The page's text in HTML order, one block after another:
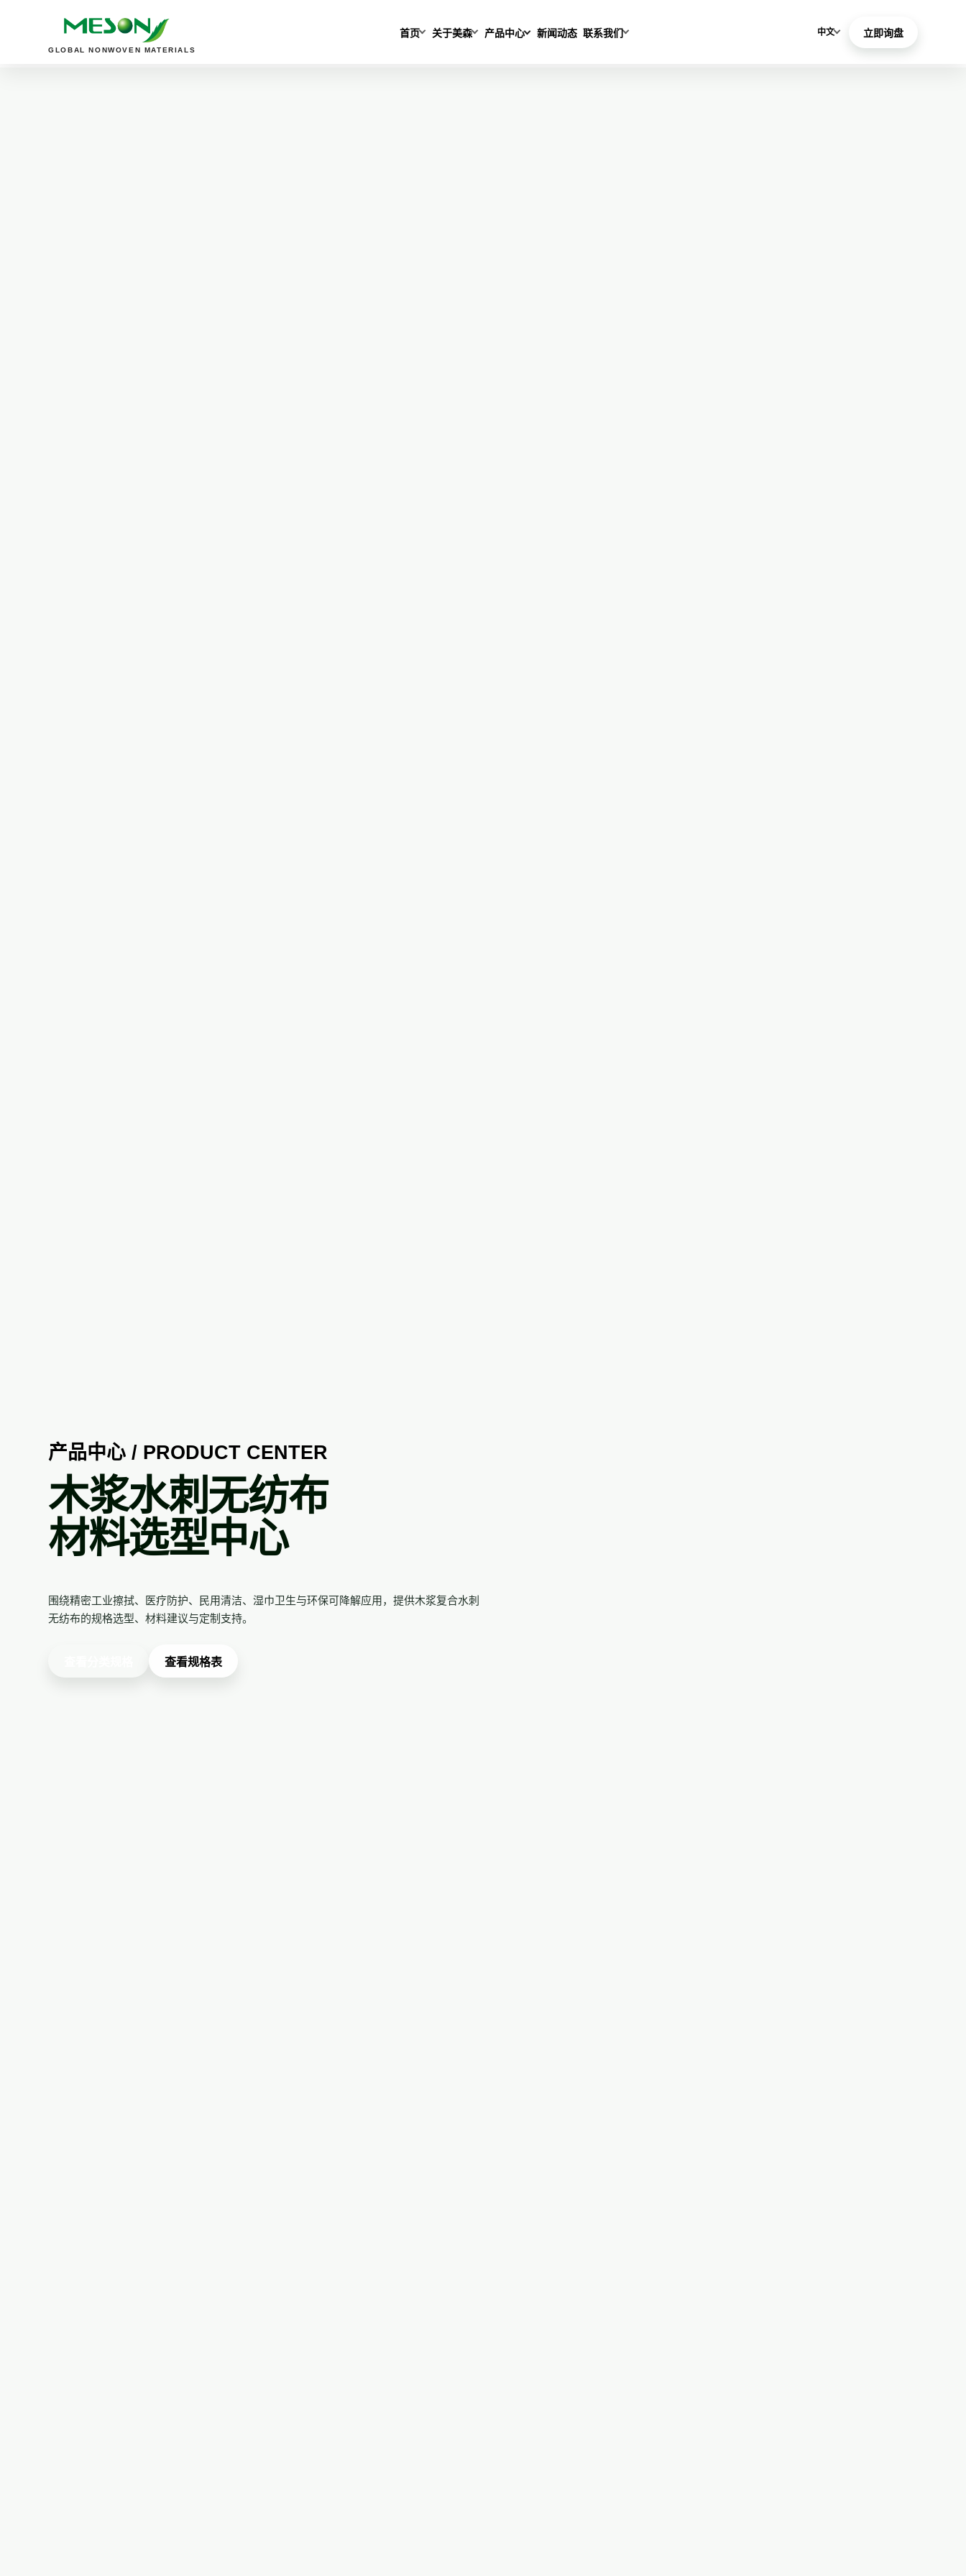
GLOBAL NONWOVEN MATERIALS
首页 关于美森 产品中心 新闻动态 联系我们 中文 立即询盘
产品中心 / PRODUCT CENTER
木浆水刺无纺布
材料选型中心
围绕精密工业擦拭、医疗防护、民用清洁、湿巾卫生与环保可降解应用，提供木浆复合水刺
无纺布的规格选型、材料建议与定制支持。
查看规格表